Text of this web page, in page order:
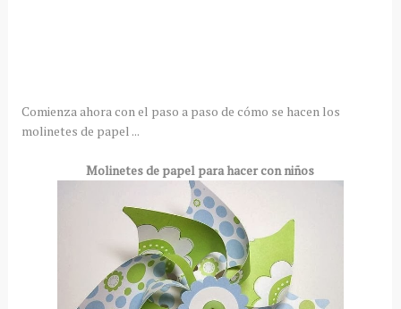
Comienza ahora con el paso a paso de cómo se hacen los
molinetes de papel ...
Molinetes de papel para hacer con niños